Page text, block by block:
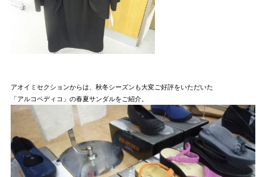
アオイミセクションからは、秋冬シーズンも大変ご好評をいただいた
「アルコペディコ」の春夏サンダルをご紹介。